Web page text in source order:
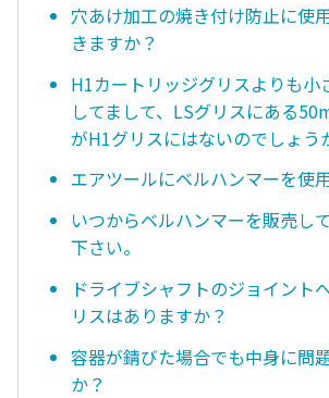
穴あけ加工の焼き付け防止に使
きますか？
H1カートリッジグリスよりも小
してまして、LSグリスにある
がH1グリスにはないのでしょう
エアツールにベルハンマーを使
いつからベルハンマーを販売し
下さい。
ドライブシャフトのジョイント
リスはありますか？
容器が錆びた場合でも中身に問
か？